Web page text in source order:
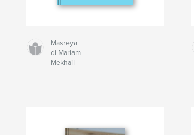
Masreya
di Mariam
Mekhail